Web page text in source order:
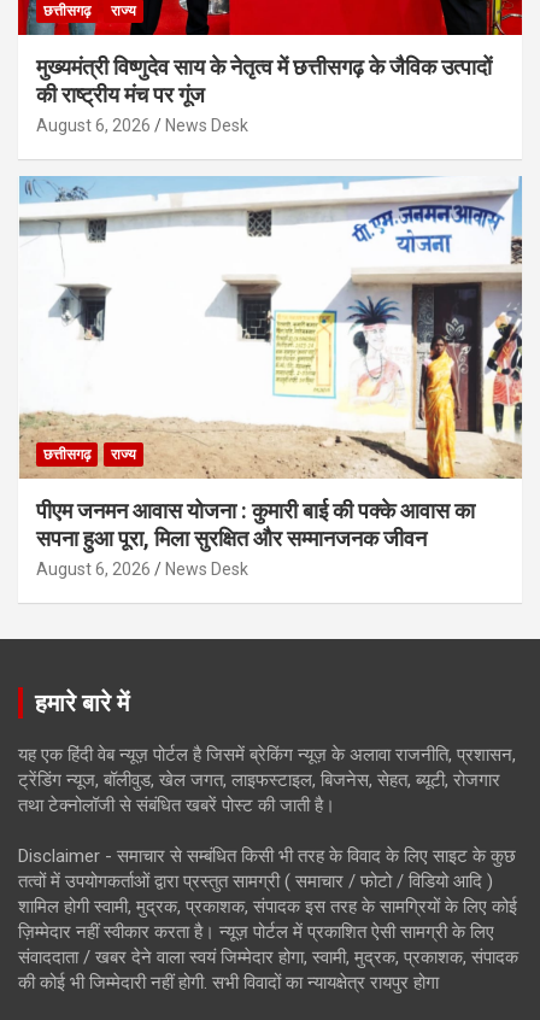
छत्तीसगढ़ राज्य
मुख्यमंत्री विष्णुदेव साय के नेतृत्व में छत्तीसगढ़ के जैविक उत्पादों
की राष्ट्रीय मंच पर गूंज
August 6, 2026 News Desk
छत्तीसगढ़ राज्य
पीएम जनमन आवास योजना : कुमारी बाई की पक्के आवास का
सपना हुआ पूरा, मिला सुरक्षित और सम्मानजनक जीवन
August 6, 2026 News Desk
हमारे बारे में
यह एक हिंदी वेब न्यूज़ पोर्टल है जिसमें ब्रेकिंग न्यूज़ के अलावा राजनीति, प्रशासन,
ट्रेंडिंग न्यूज, बॉलीवुड, खेल जगत, लाइफस्टाइल, बिजनेस, सेहत, ब्यूटी, रोजगार
तथा टेक्नोलॉजी से संबंधित खबरें पोस्ट की जाती है।
Disclaimer - समाचार से सम्बंधित किसी भी तरह के विवाद के लिए साइट के कुछ
तत्वों में उपयोगकर्ताओं द्वारा प्रस्तुत सामग्री ( समाचार / फोटो / विडियो आदि )
शामिल होगी स्वामी, मुद्रक, प्रकाशक, संपादक इस तरह के सामग्रियों के लिए कोई
ज़िम्मेदार नहीं स्वीकार करता है। न्यूज़ पोर्टल में प्रकाशित ऐसी सामग्री के लिए
संवाददाता / खबर देने वाला स्वयं जिम्मेदार होगा, स्वामी, मुद्रक, प्रकाशक, संपादक
की कोई भी जिम्मेदारी नहीं होगी. सभी विवादों का न्यायक्षेत्र रायपुर होगा